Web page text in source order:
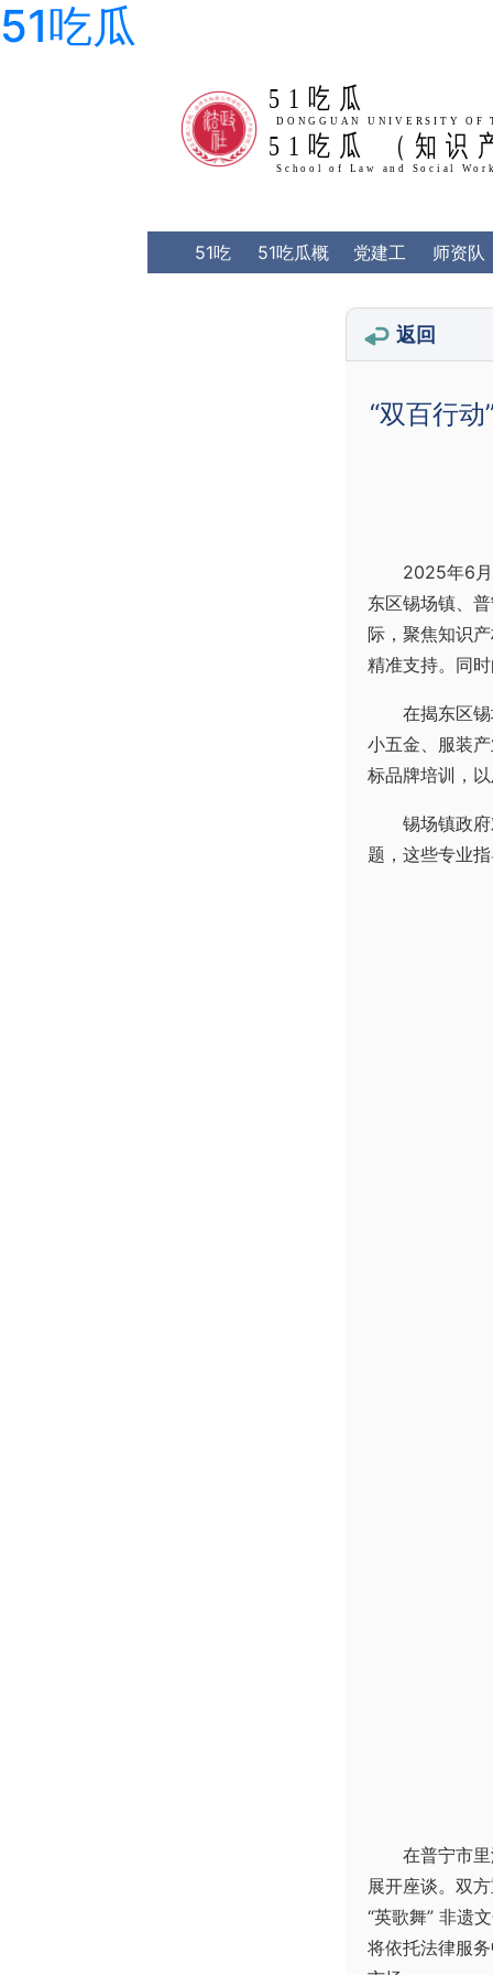
51吃瓜
51吃瓜
51吃瓜 （知识
School
51吃
51吃瓜概
党建工
师资队
返回
“双百行
2025年6
东区锡场镇、
际，聚焦知识
精准支持。同
在揭东区
小五金、服装
标品牌培训，
锡场镇政
题，这些专业
在普宁市
展开座谈。双
“英歌舞” 非遗
将依托法律服